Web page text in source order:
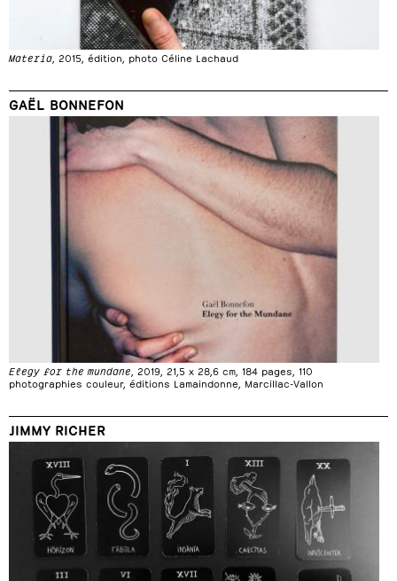
Materia , 2015, édition, photo Céline Lachaud
GAËL BONNEFON
Elegy for the mundane, 2019, 21,5 x 28,6 cm, 184 pages, 110
photographies couleur, éditions Lamaindonne, Marcillac-Vallon
JIMMY RICHER